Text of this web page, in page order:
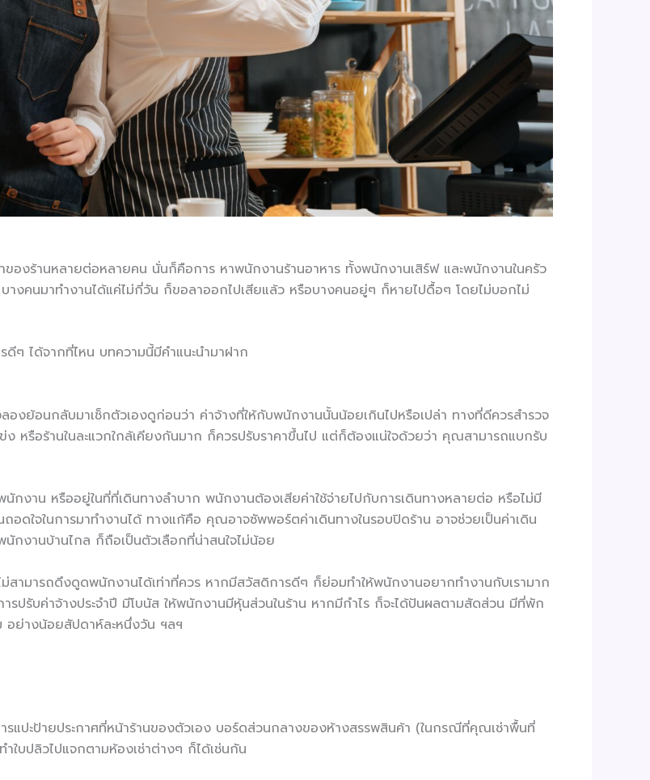
ของร้านหลายต่อหลายคน นั่นก็คือการ หาพนักงานร้านอาหาร ทั้งพนักงานเสิร์ฟ และพนักงานในครัว
างคนมาทำงานได้แค่ไม่กี่วัน ก็ขอลาออกไปเสียแล้ว หรือบางคนอยู่ๆ ก็หายไปดื้อๆ โดยไม่บอกไม่
ๆ ได้จากที่ไหน บทความนี้มีคำแนะนำมาฝาก
องย้อนกลับมาเช็กตัวเองดูก่อนว่า ค่าจ้างที่ให้กับพนักงานนั้นน้อยเกินไปหรือเปล่า ทางที่ดีควรสำรวจ
หรือร้านในละแวกใกล้เคียงกันมาก ก็ควรปรับราคาขึ้นไป แต่ก็ต้องแน่ใจด้วยว่า คุณสามารถแบกรับ
กงาน หรืออยู่ในที่ที่เดินทางลำบาก พนักงานต้องเสียค่าใช้จ่ายไปกับการเดินทางหลายต่อ หรือไม่มี
อดใจในการมาทำงานได้ ทางแก้คือ คุณอาจซัพพอร์ตค่าเดินทางในรอบปิดร้าน อาจช่วยเป็นค่าเดิน
กงานบ้านไกล ก็ถือเป็นตัวเลือกที่น่าสนใจไม่น้อย
ม่สามารถดึงดูดพนักงานได้เท่าที่ควร หากมีสวัสดิการดีๆ ก็ย่อมทำให้พนักงานอยากทำงานกับเรามาก
ปรับค่าจ้างประจำปี มีโบนัส ให้พนักงานมีหุ้นส่วนในร้าน หากมีกำไร ก็จะได้ปันผลตามสัดส่วน มีที่พัก
อย่างน้อยสัปดาห์ละหนึ่งวัน ฯลฯ
รแปะป้ายประกาศที่หน้าร้านของตัวเอง บอร์ดส่วนกลางของห้างสรรพสินค้า (ในกรณีที่คุณเช่าพื้นที่
ใบปลิวไปแจกตามห้องเช่าต่างๆ ก็ได้เช่นกัน